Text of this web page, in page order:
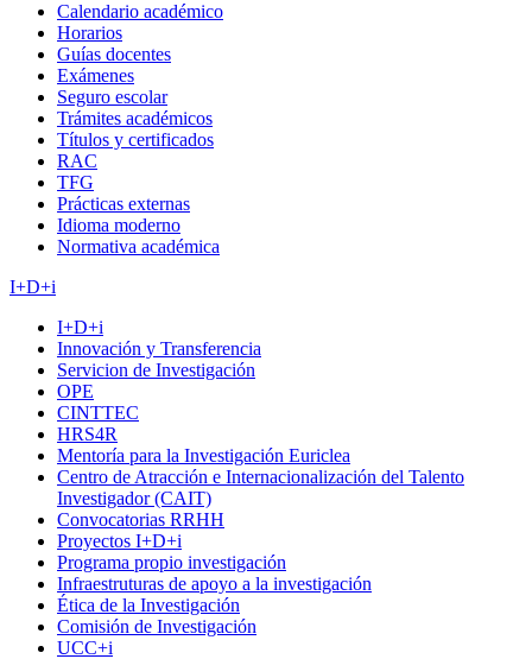
Calendario académico
Horarios
Guías docentes
Exámenes
Seguro escolar
Trámites académicos
Títulos y certificados
RAC
TFG
Prácticas externas
Idioma moderno
Normativa académica
I+D+i
I+D+i
Innovación y Transferencia
Servicion de Investigación
OPE
CINTTEC
HRS4R
Mentoría para la Investigación Euriclea
Centro de Atracción e Internacionalización del Talento
Investigador (CAIT)
Convocatorias RRHH
Proyectos I+D+i
Programa propio investigación
Infraestruturas de apoyo a la investigación
Ética de la Investigación
Comisión de Investigación
UCC+i